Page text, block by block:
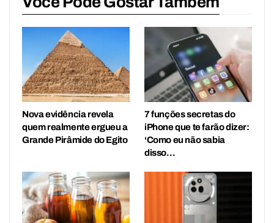
Nova evidência revela
quem realmente ergueu a
Grande Pirâmide do Egito
7 funções secretas do
iPhone que te farão dizer:
‘Como eu não sabia
disso…